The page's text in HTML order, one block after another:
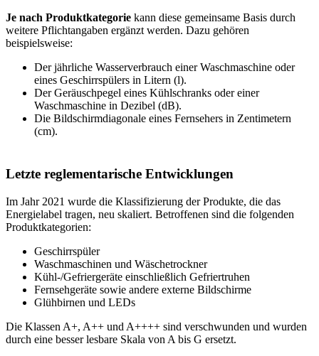
Je nach Produktkategorie kann diese gemeinsame Basis durch
weitere Pflichtangaben ergänzt werden. Dazu gehören
beispielsweise:
Der jährliche Wasserverbrauch einer Waschmaschine oder
eines Geschirrspülers in Litern (l).
Der Geräuschpegel eines Kühlschranks oder einer
Waschmaschine in Dezibel (dB).
Die Bildschirmdiagonale eines Fernsehers in Zentimetern
(cm).
Letzte reglementarische Entwicklungen
Im Jahr 2021 wurde die Klassifizierung der Produkte, die das
Energielabel tragen, neu skaliert. Betroffenen sind die folgenden
Produktkategorien:
Geschirrspüler
Waschmaschinen und Wäschetrockner
Kühl-/Gefriergeräte einschließlich Gefriertruhen
Fernsehgeräte sowie andere externe Bildschirme
Glühbirnen und LEDs
Die Klassen A+, A++ und A++++ sind verschwunden und wurden
durch eine besser lesbare Skala von A bis G ersetzt.